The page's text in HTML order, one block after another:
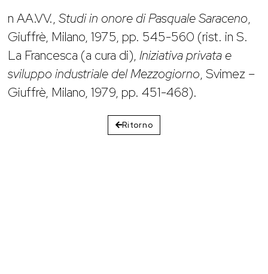
n AA.VV.,Studi in onore di Pasquale Saraceno,
Giuffrè, Milano, 1975, pp. 545-560 (rist. in S.
La Francesca (a cura di),Iniziativa privata e
sviluppo industriale del Mezzogiorno, Svimez –
Giuffrè, Milano, 1979, pp. 451-468).
Ritorno